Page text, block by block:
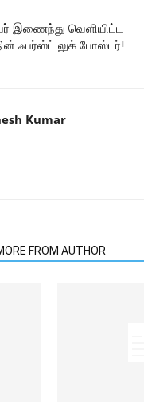
இணைந்து வெளியிட்ட
ஃபர்ஸ்ட் லுக் போஸ்டர்!
Kumar
FROM AUTHOR